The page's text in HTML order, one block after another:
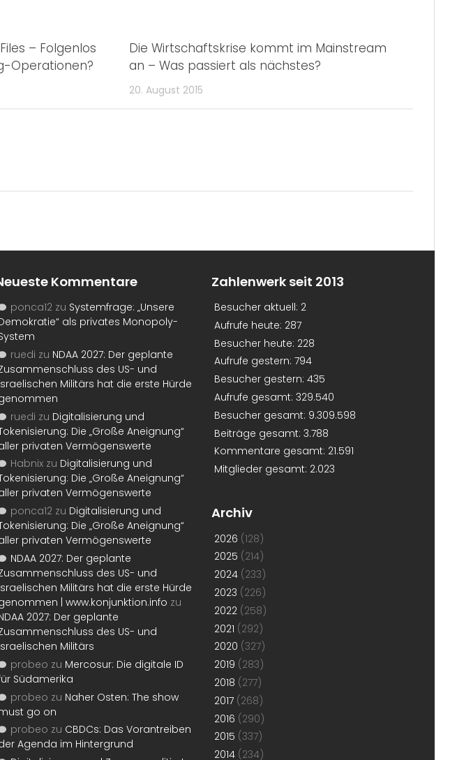
– Folgenlos
Operationen?
Die Wirtschaftskrise kommt im Mainstream
an – Was passiert als nächstes?
20. August 2015
Kommentare
ponca12 zu Systemfrage: „Unsere
als privates Monopoly-
ruedi zu NDAA 2027: Der geplante
des US- und
Militärs hat die erste Hürde
ruedi zu Digitalisierung und
Die „Große Aneignung“
privaten Vermögenswerte
Habnix zu Digitalisierung und
Die „Große Aneignung“
privaten Vermögenswerte
ponca12 zu Digitalisierung und
Die „Große Aneignung“
privaten Vermögenswerte
NDAA 2027: Der geplante
des US- und
Militärs hat die erste Hürde
| www.konjunktion.info zu
2027: Der geplante
des US- und
Militärs
probeo zu Mercosur: Die digitale ID
Südamerika
probeo zu Naher Osten: The show
go on
probeo zu CBDCs: Das Vorantreiben
Agenda im Hintergrund
Zahlenwerk seit 2013
Besucher aktuell: 2
Aufrufe heute: 287
Besucher heute: 228
Aufrufe gestern: 794
Besucher gestern: 435
Aufrufe gesamt: 329.540
Besucher gesamt: 9.309.598
Beiträge gesamt: 3.788
Kommentare gesamt: 21.591
Mitglieder gesamt: 2.023
Archiv
2026 (128)
2025 (214)
2024 (233)
2023 (226)
2022 (258)
2021 (292)
2020 (327)
2019 (283)
2018 (277)
2017 (268)
2016 (290)
2015 (337)
2014 (234)